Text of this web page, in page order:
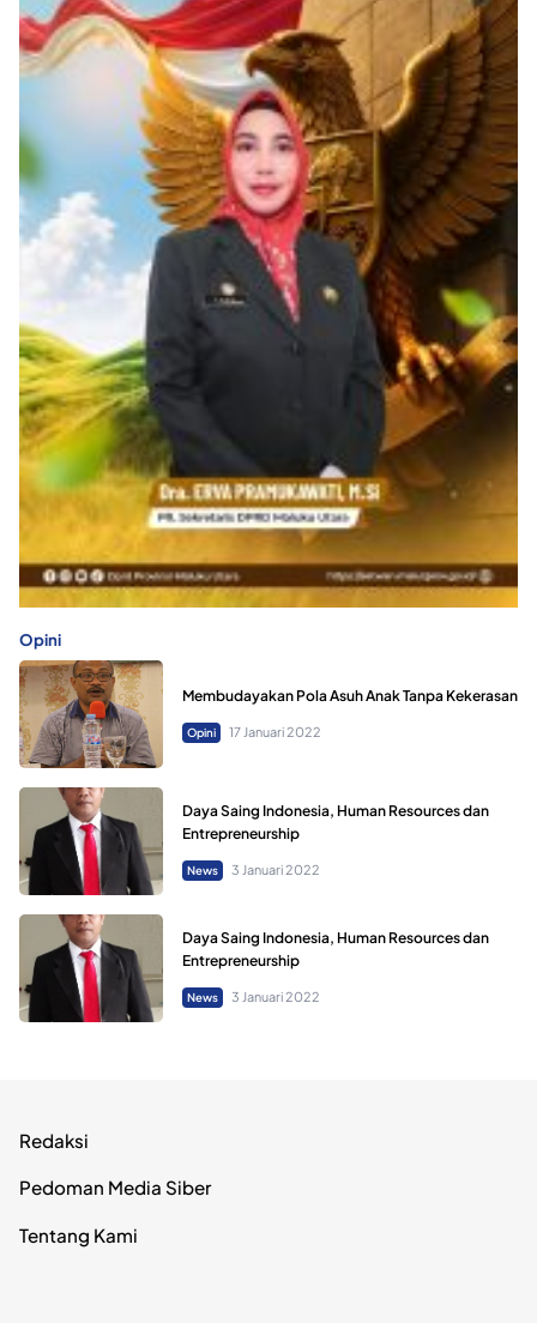
Opini
Membudayakan Pola Asuh Anak Tanpa Kekerasan
Opini 17 Januari 2022
Daya Saing Indonesia, Human Resources dan
Entrepreneurship
News 3 Januari 2022
Daya Saing Indonesia, Human Resources dan
Entrepreneurship
News 3 Januari 2022
Redaksi
Pedoman Media Siber
Tentang Kami